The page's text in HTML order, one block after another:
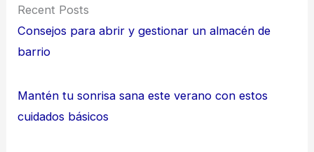
Recent Posts
Consejos para abrir y gestionar un almacén de
barrio
Mantén tu sonrisa sana este verano con estos
cuidados básicos